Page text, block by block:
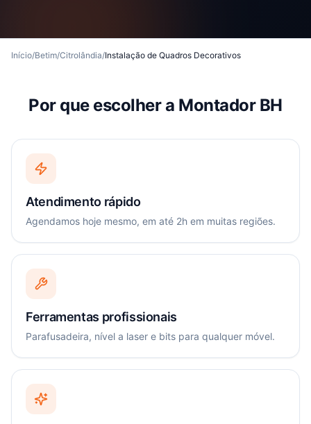
Início/Betim/Citrolândia/Instalação de Quadros Decorativos
Por que escolher a Montador BH
Atendimento rápido
Agendamos hoje mesmo, em até 2h em muitas regiões.
Ferramentas profissionais
Parafusadeira, nível a laser e bits para qualquer móvel.